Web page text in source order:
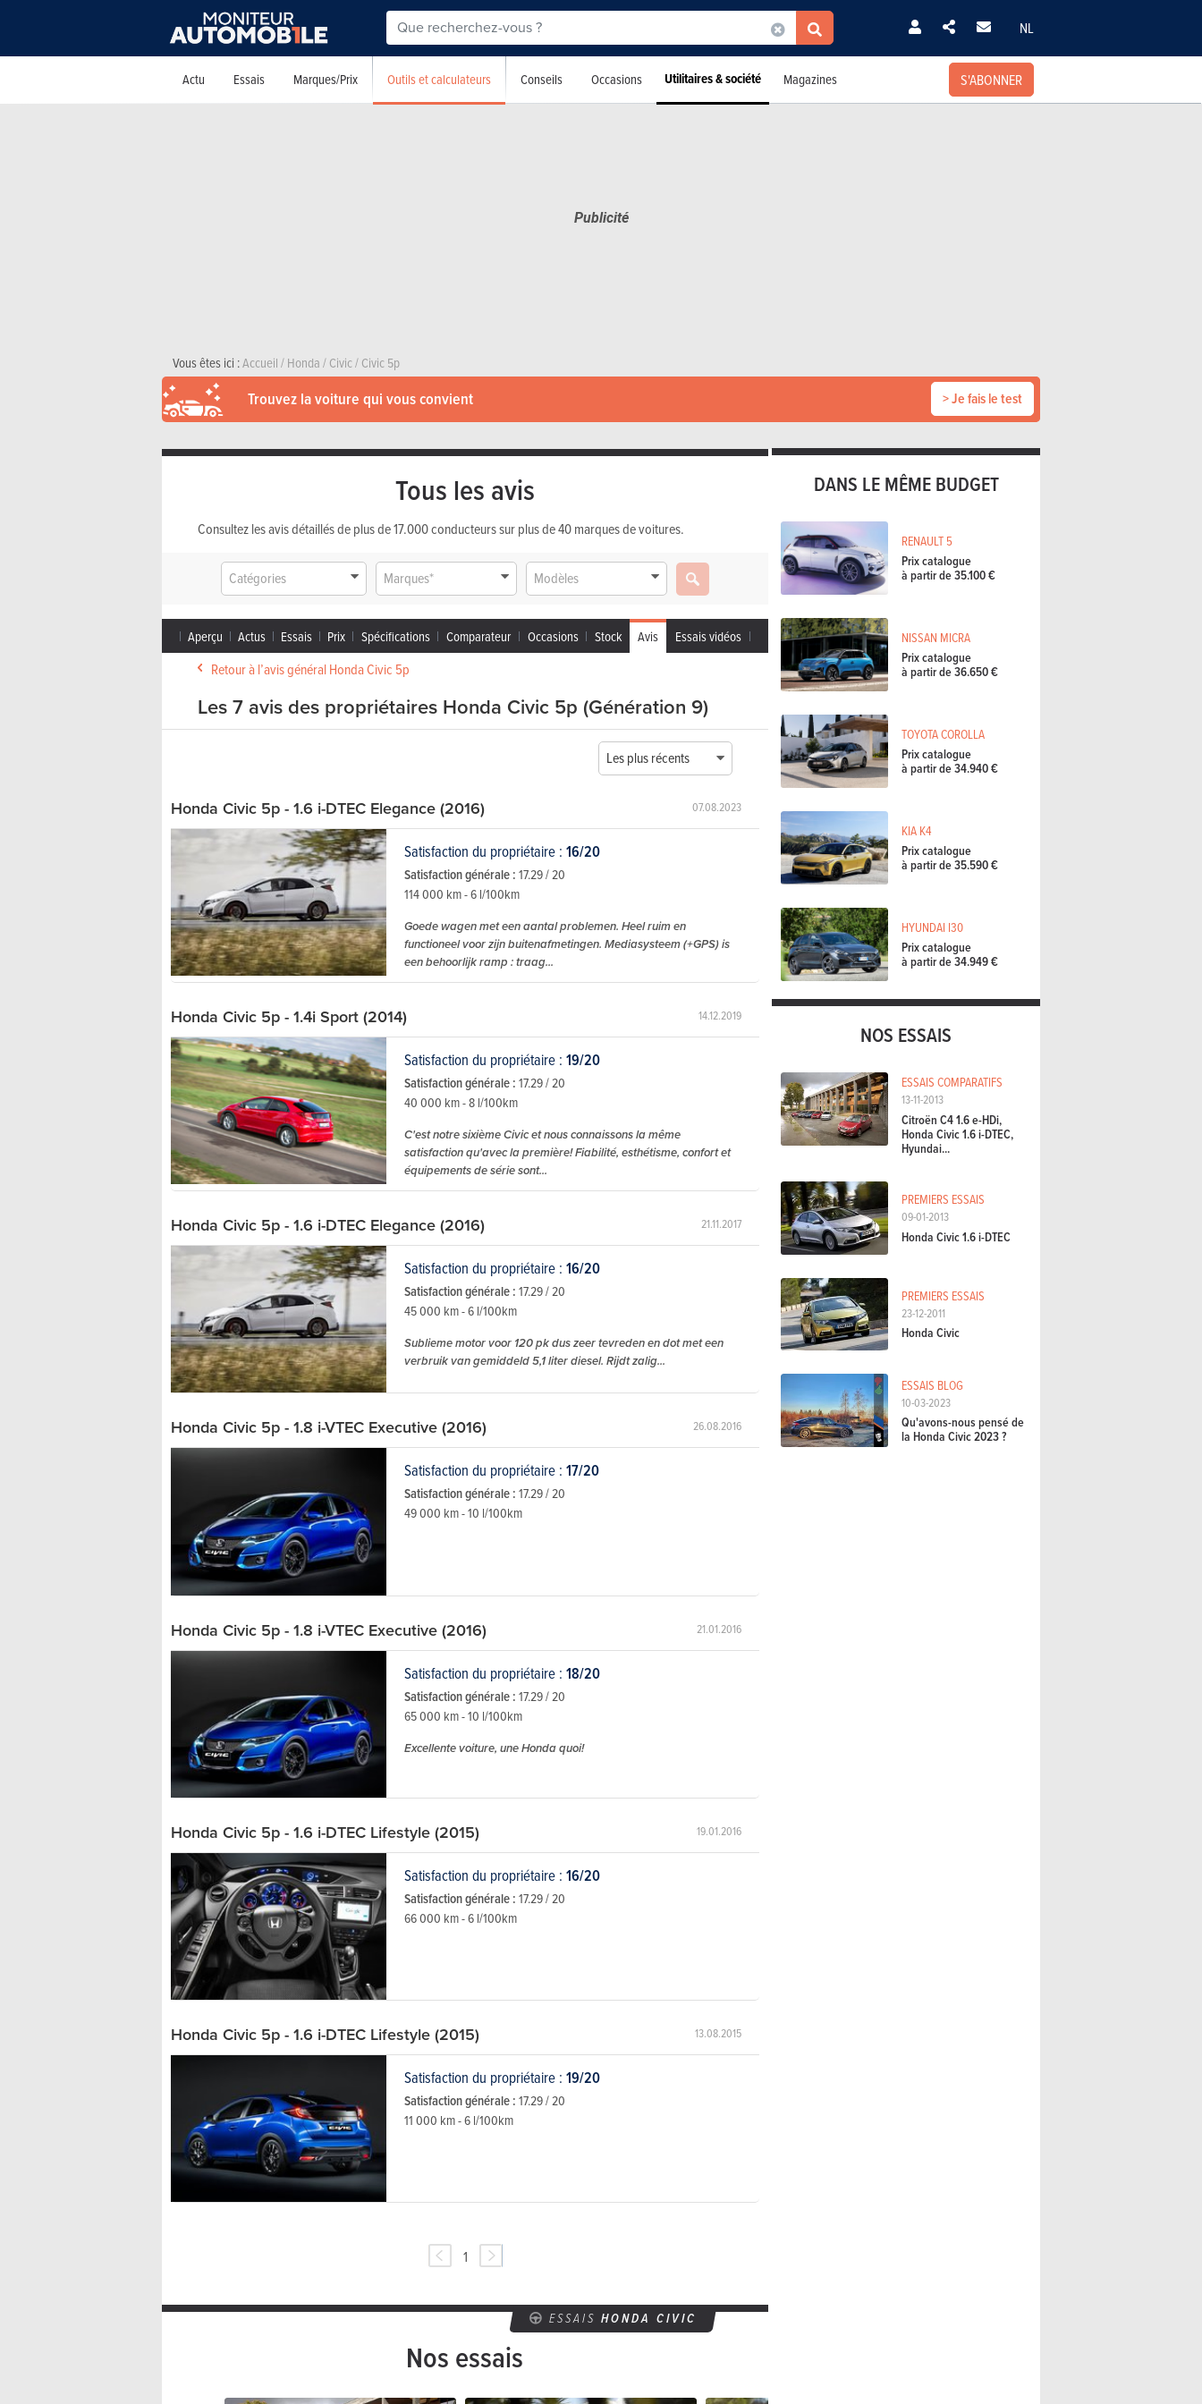
NL
Actu Essais Marques/Prix Outils et calculateurs Conseils Occasions Utilitaires & société Magazines S'ABONNER
Vous êtes ici :Accueil/Honda/Civic/Civic 5p
Trouvez la voiture qui vous convient > Je fais le test
Tous les avis
Consultez les avis détaillés de plus de 17.000 conducteurs sur plus de 40 marques de voitures.
Catégories Marques* Modèles
Aperçu Actus Essais Prix Spécifications Comparateur Occasions Stock Avis Essais vidéos
Retour à l’avis général Honda Civic 5p
Les 7 avis des propriétaires Honda Civic 5p (Génération 9)
Les plus récents
07.08.2023
Honda Civic 5p - 1.6 i-DTEC Elegance (2016)
Satisfaction du propriétaire : 16/20
Satisfaction générale :17.29 / 20
114 000 km - 6 l/100km
Goede wagen met een aantal problemen. Heel ruim en
functioneel voor zijn buitenafmetingen. Mediasysteem (+GPS) is
een behoorlijk ramp : traag...
14.12.2019
Honda Civic 5p - 1.4i Sport (2014)
Satisfaction du propriétaire : 19/20
Satisfaction générale :17.29 / 20
40 000 km - 8 l/100km
C'est notre sixième Civic et nous connaissons la même
satisfaction qu'avec la première! Fiabilité, esthétisme, confort et
équipements de série sont...
21.11.2017
Honda Civic 5p - 1.6 i-DTEC Elegance (2016)
Satisfaction du propriétaire : 16/20
Satisfaction générale :17.29 / 20
45 000 km - 6 l/100km
Sublieme motor voor 120 pk dus zeer tevreden en dot met een
verbruik van gemiddeld 5,1 liter diesel. Rijdt zalig...
26.08.2016
Honda Civic 5p - 1.8 i-VTEC Executive (2016)
Satisfaction du propriétaire : 17/20
Satisfaction générale :17.29 / 20
49 000 km - 10 l/100km
21.01.2016
Honda Civic 5p - 1.8 i-VTEC Executive (2016)
Satisfaction du propriétaire : 18/20
Satisfaction générale :17.29 / 20
65 000 km - 10 l/100km
Excellente voiture, une Honda quoi!
19.01.2016
Honda Civic 5p - 1.6 i-DTEC Lifestyle (2015)
Satisfaction du propriétaire : 16/20
Satisfaction générale :17.29 / 20
66 000 km - 6 l/100km
13.08.2015
Honda Civic 5p - 1.6 i-DTEC Lifestyle (2015)
Satisfaction du propriétaire : 19/20
Satisfaction générale :17.29 / 20
11 000 km - 6 l/100km
1
ESSAIS HONDA CIVIC
Nos essais
DANS LE MÊME BUDGET
RENAULT 5
Prix catalogue
à partir de 35.100 €
NISSAN MICRA
Prix catalogue
à partir de 36.650 €
TOYOTA COROLLA
Prix catalogue
à partir de 34.940 €
KIA K4
Prix catalogue
à partir de 35.590 €
HYUNDAI I30
Prix catalogue
à partir de 34.949 €
NOS ESSAIS
ESSAIS COMPARATIFS
13-11-2013
Citroën C4 1.6 e-HDi,
Honda Civic 1.6 i-DTEC,
Hyundai...
PREMIERS ESSAIS
09-01-2013
Honda Civic 1.6 i-DTEC
PREMIERS ESSAIS
23-12-2011
Honda Civic
ESSAIS BLOG
10-03-2023
Qu'avons-nous pensé de
la Honda Civic 2023 ?